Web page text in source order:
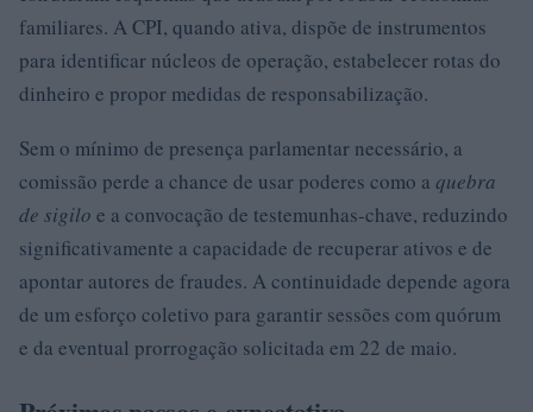
familiares. A CPI, quando ativa, dispõe de instrumentos
para identificar núcleos de operação, estabelecer rotas do
dinheiro e propor medidas de responsabilização.
Sem o mínimo de presença parlamentar necessário, a
comissão perde a chance de usar poderes como a quebra
de sigilo e a convocação de testemunhas-chave, reduzindo
significativamente a capacidade de recuperar ativos e de
apontar autores de fraudes. A continuidade depende agora
de um esforço coletivo para garantir sessões com quórum
e da eventual prorrogação solicitada em 22 de maio.